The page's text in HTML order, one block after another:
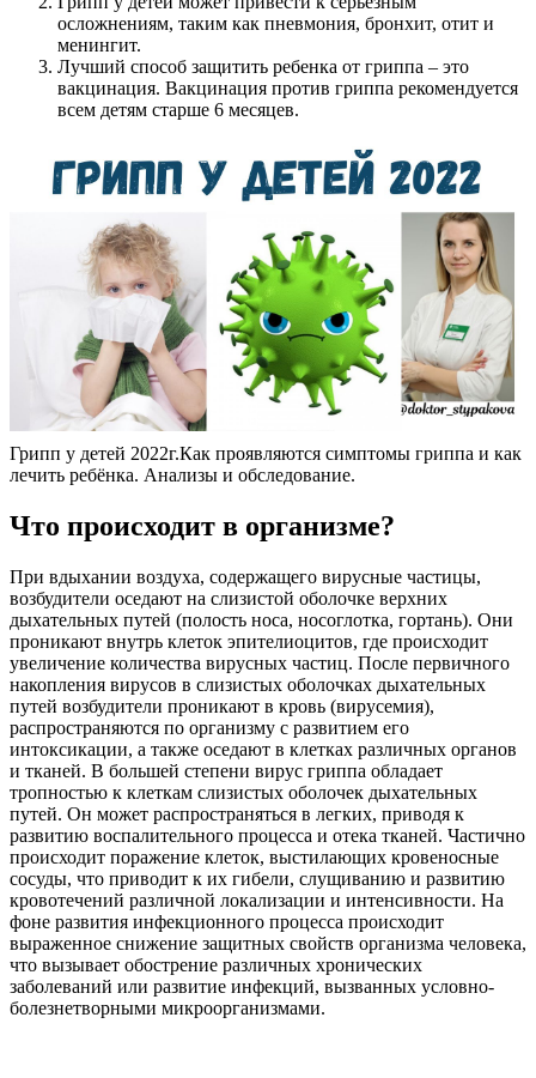
осложнениям, таким как пневмония, бронхит, отит и
менингит.
Лучший способ защитить ребенка от гриппа – это
вакцинация. Вакцинация против гриппа рекомендуется
всем детям старше 6 месяцев.
Грипп у детей 2022г.Как проявляются симптомы гриппа и как
лечить ребёнка. Анализы и обследование.
Что происходит в организме?
При вдыхании воздуха, содержащего вирусные частицы,
возбудители оседают на слизистой оболочке верхних
дыхательных путей (полость носа, носоглотка, гортань). Они
проникают внутрь клеток эпителиоцитов, где происходит
увеличение количества вирусных частиц. После первичного
накопления вирусов в слизистых оболочках дыхательных
путей возбудители проникают в кровь (вирусемия),
распространяются по организму с развитием его
интоксикации, а также оседают в клетках различных органов
и тканей. В большей степени вирус гриппа обладает
тропностью к клеткам слизистых оболочек дыхательных
путей. Он может распространяться в легких, приводя к
развитию воспалительного процесса и отека тканей. Частично
происходит поражение клеток, выстилающих кровеносные
сосуды, что приводит к их гибели, слущиванию и развитию
кровотечений различной локализации и интенсивности. На
фоне развития инфекционного процесса происходит
выраженное снижение защитных свойств организма человека,
что вызывает обострение различных хронических
заболеваний или развитие инфекций, вызванных условно-
болезнетворными микроорганизмами.